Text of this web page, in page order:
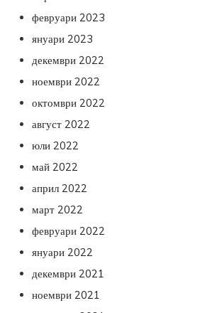
февруари 2023
януари 2023
декември 2022
ноември 2022
октомври 2022
август 2022
юли 2022
май 2022
април 2022
март 2022
февруари 2022
януари 2022
декември 2021
ноември 2021